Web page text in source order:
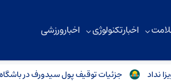
اخبار تکنولوژی اخبار ورزشی
جزئیات توقیف پول سیدورف در باشگاه استقلال